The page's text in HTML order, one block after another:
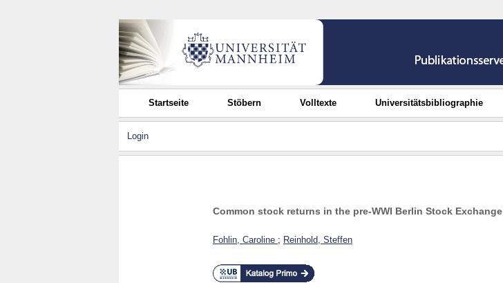
Startseite Stöbern Volltexte Universitätsbibliographie
Login
Common stock returns in the pre-WWI Berlin Stock Exchange
Fohlin, Caroline ; Reinhold, Steffen